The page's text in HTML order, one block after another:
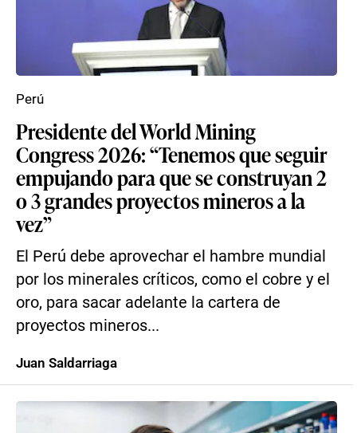
Presidente del World Mining
Congress 2026: “Tenemos que seguir
empujando para que se construyan 2
o 3 grandes proyectos mineros a la
vez”
El Perú debe aprovechar el hambre mundial
por los minerales críticos, como el cobre y el
oro, para sacar adelante la cartera de
proyectos mineros...
Perú
Juan Saldarriaga